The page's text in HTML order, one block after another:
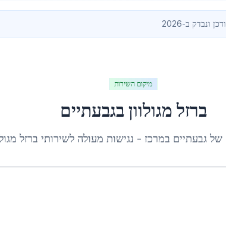
ונבדק ב-2026
מיקום השירות
ברזל מגולווןבגבעתיים
שלגבעתיים במרכז - נגישות מעולה לשירותי ברזל